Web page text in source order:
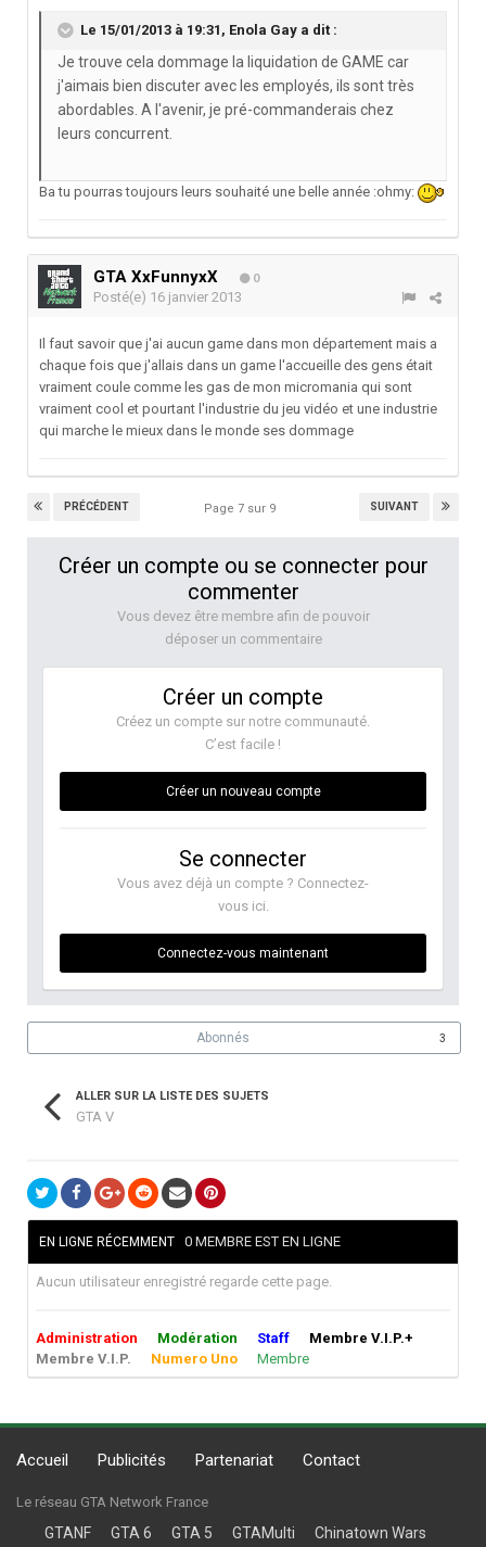
Le 15/01/2013 à 19:31, Enola Gay a dit :
Je trouve cela dommage la liquidation de GAME car
j'aimais bien discuter avec les employés, ils sont très
abordables. A l'avenir, je pré-commanderais chez
leurs concurrent.
Ba tu pourras toujours leurs souhaité une belle année :ohmy:
GTA XxFunnyxX 0
Posté(e) 16 janvier 2013
Il faut savoir que j'ai aucun game dans mon département mais a
chaque fois que j'allais dans un game l'accueille des gens était
vraiment coule comme les gas de mon micromania qui sont
vraiment cool et pourtant l'industrie du jeu vidéo et une industrie
qui marche le mieux dans le monde ses dommage
PRÉCÉDENT SUIVANT
Page 7 sur 9
Créer un compte ou se connecter pour
commenter
Vous devez être membre afin de pouvoir
déposer un commentaire
Créer un compte
Créez un compte sur notre communauté.
C’est facile !
Créer un nouveau compte
Se connecter
Vous avez déjà un compte ? Connectez-
vous ici.
Connectez-vous maintenant
Abonnés 3
ALLER SUR LA LISTE DES SUJETS
GTA V
EN LIGNE RÉCEMMENT 0 MEMBRE EST EN LIGNE
Aucun utilisateur enregistré regarde cette page.
Administration Modération Staff
Membre V.I.P.+
Membre V.I.P.
Numero Uno Membre
Accueil Publicités Partenariat Contact
Le réseau GTA Network France
GTANF GTA 6 GTA 5 GTAMulti
Chinatown Wars